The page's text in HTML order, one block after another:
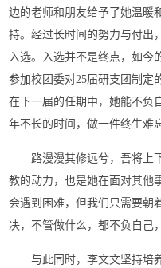
边的老师和朋友给予了她温暖
持。经过长时间的努力与付出
入选。入选并不是终点，如今
参加校团委对25届研支团制定
在下一届的任期中，她能不负
年不长的时间，做一件终生难
路漫漫其修远兮，吾将上
教的动力，也是她在面对其他
会遇到困难，但我们只需要朝
决，不管做什么，都不负自己
与此同时，李文文坚持培